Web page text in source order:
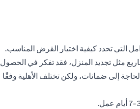
التي تحدد كيفية اختيار القرض المناسب.
مثل تجديد المنزل، فقد تفكر في الحصول
إلى ضمانات، ولكن تختلف الأهلية وفقًا